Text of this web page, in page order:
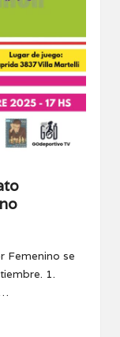
Femenino se
1.